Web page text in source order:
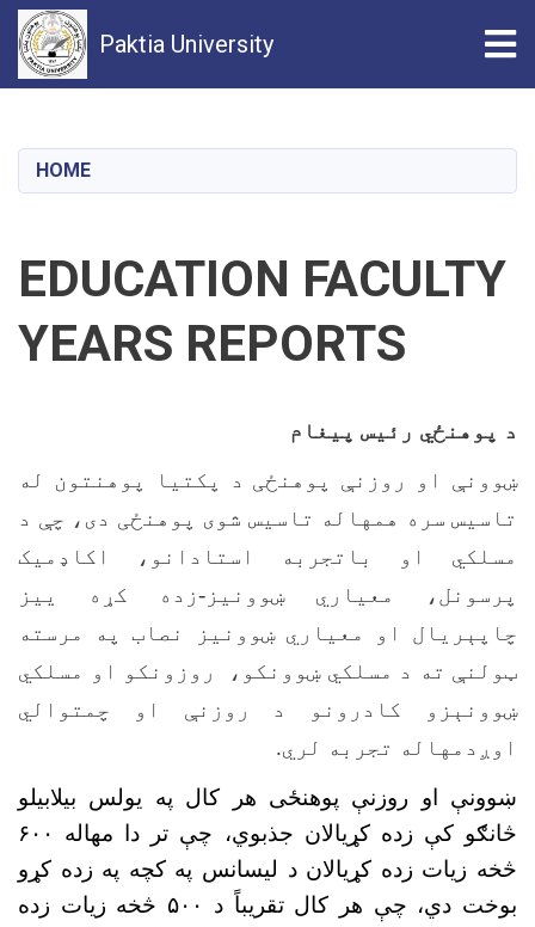
content
Paktia University
HOME
EDUCATION FACULTY
YEARS REPORTS
د پوهنځي رئيس پيغام
ښوونې او روزنې پوهنځی د پکتيا پوهنتون له
تاسيس سره همهاله تاسيس شوی پوهنځی دی، چې د
مسلکي او باتجربه استادانو، اکاډميک
پرسونل، معياري ښوونيز-زده کړه ييز
چاپېريال او معياري ښوونيز نصاب په مرسته
ټولنې ته د مسلکي ښوونکو، روزونکو او مسلکي
ښوونېزو کادرونو د روزنې او چمتوالي
اوږدمهاله تجربه لري.
ښوونې او روزنې پوهنځی هر کال په يولس بيلابيلو
څانګو کې زده کړيالان جذبوي، چې تر دا مهاله ۶۰۰
څخه زيات زده کړيالان د ليسانس په کچه په زده کړو
بوخت دي، چې هر کال تقريباً د ۵۰۰ څخه زيات زده